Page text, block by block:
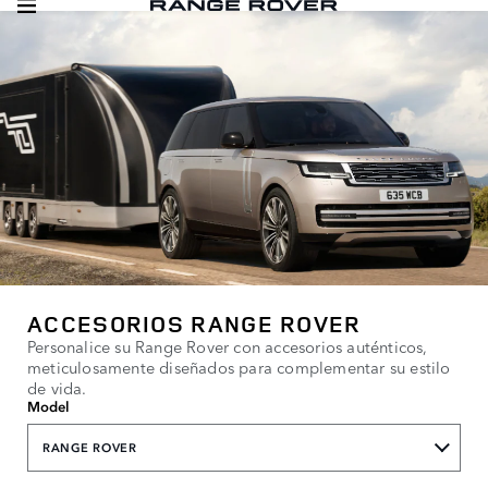
ACCESORIOS RANGE ROVER
Personalice su Range Rover con accesorios auténticos,
meticulosamente diseñados para complementar su estilo
de vida.
Model
RANGE ROVER